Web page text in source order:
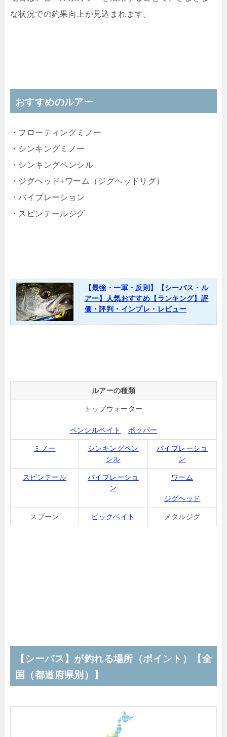
な状況での釣果向上が見込まれます。
おすすめのルアー
・フローティングミノー
・シンキングミノー
・シンキングペンシル
・ジグヘッド+ワーム（ジグヘッドリグ）
・バイブレーション
・スピンテールジグ
【最強・一軍・反則】【シーバス・ル
アー】人気おすすめ【ランキング】評
価・評判・インプレ・レビュー
ルアーの種類
トップウォーター
ペンシルベイト ポッパー
ミノー
シンキングペン
シル
バイブレーショ
ン
スピンテール
バイブレーショ
ン
ワーム
ジグヘッド
スプーン ビックベイト メタルジグ
【シーバス】が釣れる場所（ポイント）【全
国（都道府県別）】